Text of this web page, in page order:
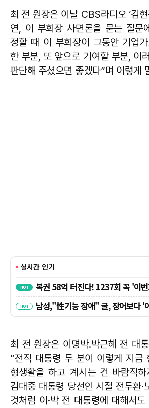
최 전 원장은 이날 CBS라디오 ‘김
연, 이 부회장 사면론을 묻는 질문
정할 때 이 부회장이 그동안 기업
한 부분, 또 앞으로 기여할 부분, 이
판단해 주셨으면 좋겠다”며 이렇게
최 전 원장은 이명박․박근혜 전 대
“전직 대통령 두 분이 이렇게 지금
형생활을 하고 계시는 건 바람직
김대중 대통령 당선인 시절 전두환·
것처럼 이·박 전 대통령에 대해서